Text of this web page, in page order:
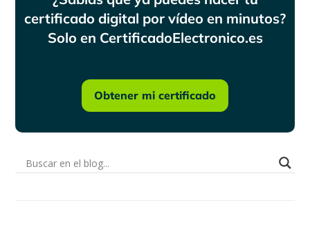
certificado digital por vídeo en minutos?
Solo en CertificadoElectronico.es
Obtener mi certificado